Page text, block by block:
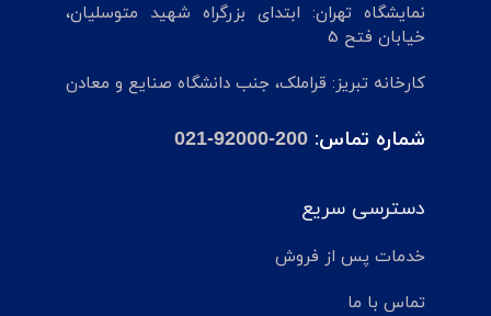
نمایشگاه تهران: ابتدای بزرگراه شهید متوسلیان،
خیابان فتح 5
کارخانه تبریز: قراملک، جنب دانشگاه صنایع و معادن
شماره تماس: 021-92000-200
دسترسی سریع
خدمات پس از فروش
تماس با ما